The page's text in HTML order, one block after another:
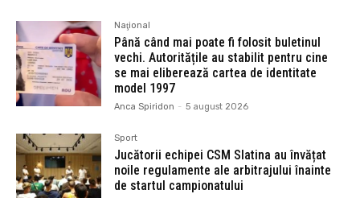
Naţional
Până când mai poate fi folosit buletinul
vechi. Autoritățile au stabilit pentru cine
se mai eliberează cartea de identitate
model 1997
Anca Spiridon - 5 august 2026
Sport
Jucătorii echipei CSM Slatina au învățat
noile regulamente ale arbitrajului înainte
de startul campionatului